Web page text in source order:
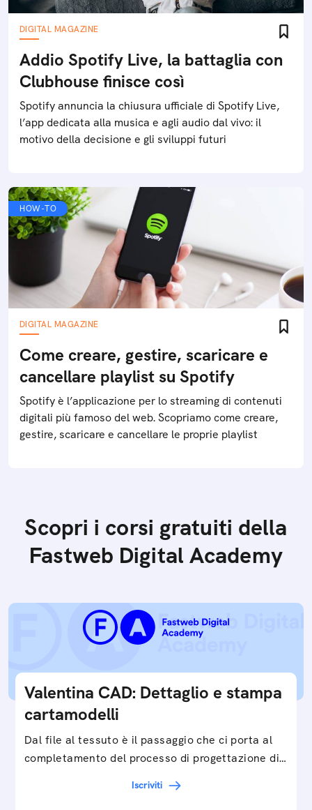
DIGITAL MAGAZINE
Addio Spotify Live, la battaglia con
Clubhouse finisce così
Spotify annuncia la chiusura ufficiale di Spotify Live,
l’app dedicata alla musica e agli audio dal vivo: il
motivo della decisione e gli sviluppi futuri
HOW-TO
DIGITAL MAGAZINE
Come creare, gestire, scaricare e
cancellare playlist su Spotify
Spotify è l’applicazione per lo streaming di contenuti
digitali più famoso del web. Scopriamo come creare,
gestire, scaricare e cancellare le proprie playlist
Scopri i corsi gratuiti della
Fastweb Digital Academy
Valentina CAD: Dettaglio e stampa
cartamodelli
Dal file al tessuto è il passaggio che ci porta al
completamento del processo di progettazione di
Iscriviti